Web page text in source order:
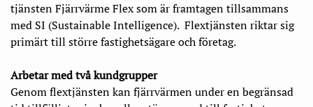
tjänsten Fjärrvärme Flex som är framtagen tillsammans
med SI (Sustainable Intelligence). Flextjänsten riktar sig
primärt till större fastighetsägare och företag.
Arbetar med två kundgrupper
Genom flextjänsten kan fjärrvärmen under en begränsad